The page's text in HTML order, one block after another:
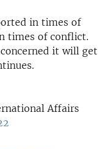
in times of
times of conflict.
it will get
Affairs